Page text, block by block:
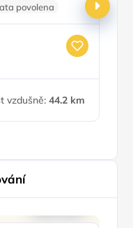
povolena
zdarma
vzdušně: 44.2 km